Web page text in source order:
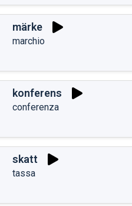
märke
marchio
konferens
conferenza
skatt
tassa